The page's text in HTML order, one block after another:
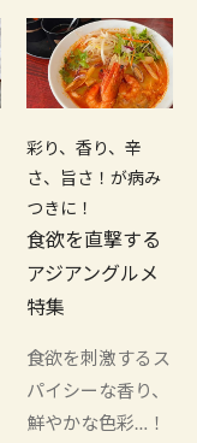
彩り、香り、辛
さ、旨さ！が病み
つきに！
食欲を直撃する
アジアングルメ
特集
食欲を刺激するス
パイシーな香り、
鮮やかな色彩…！